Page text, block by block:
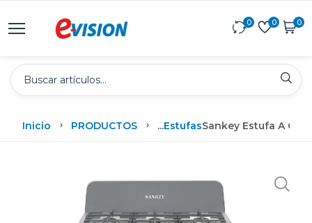
0 0 0
Inicio PRODUCTOS ...EstufasSankey Estufa A